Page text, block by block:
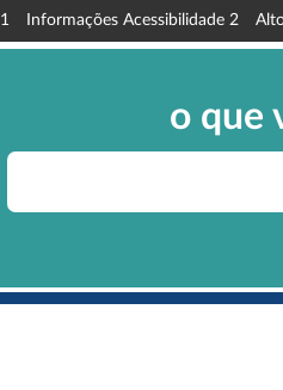
1 Informações Acessibilidade 2
o que